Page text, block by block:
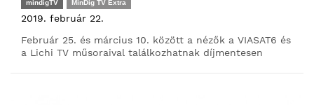
mindigTV MinDig TV Extra
2019. február 22.
Február 25. és március 10. között a nézők a VIASAT6 és
a Lichi TV műsoraival találkozhatnak díjmentesen